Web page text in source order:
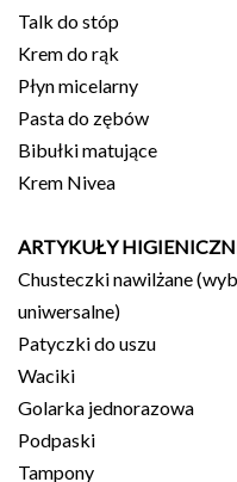
Talk do stóp
Krem do rąk
Płyn micelarny
Pasta do zębów
Bibułki matujące
Krem Nivea
ARTYKUŁY
Chusteczki nawilżane
uniwersalne)
Patyczki do uszu
Waciki
Golarka jednorazowa
Podpaski
Tampony